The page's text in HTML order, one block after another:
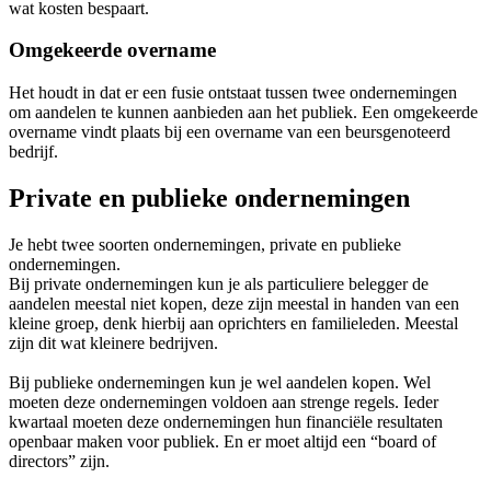
wat kosten bespaart.
Omgekeerde overname
Het houdt in dat er een fusie ontstaat tussen twee ondernemingen
om aandelen te kunnen aanbieden aan het publiek. Een omgekeerde
overname vindt plaats bij een overname van een beursgenoteerd
bedrijf.
Private en publieke ondernemingen
Je hebt twee soorten ondernemingen, private en publieke
ondernemingen.
Bij private ondernemingen kun je als particuliere belegger de
aandelen meestal niet kopen, deze zijn meestal in handen van een
kleine groep, denk hierbij aan oprichters en familieleden. Meestal
zijn dit wat kleinere bedrijven.
Bij publieke ondernemingen kun je wel aandelen kopen. Wel
moeten deze ondernemingen voldoen aan strenge regels. Ieder
kwartaal moeten deze ondernemingen hun financiële resultaten
openbaar maken voor publiek. En er moet altijd een “board of
directors” zijn.